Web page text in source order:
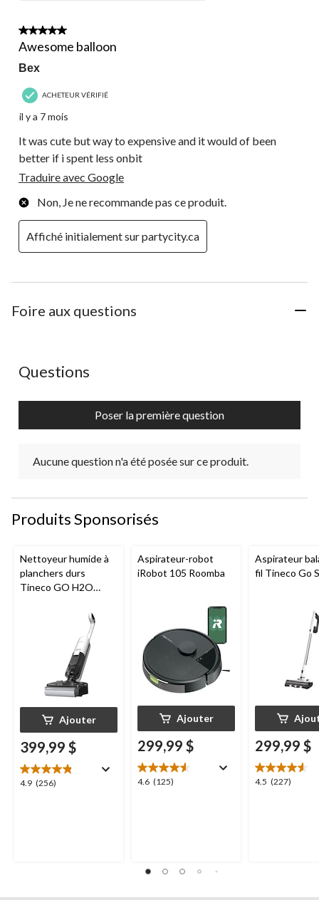
2 étoile(s) sur 5.
Awesome balloon
Bex
ACHETEUR VÉRIFIÉ
il y a 7 mois
It was cute but way to expensive and it would of been
better if i spent less onbit
Traduire avec Google
Non, Je ne recommande pas ce produit.
Affiché initialement sur partycity.ca
Foire aux questions
Aucune question n'a été posée sur ce produit.
Questions
Poser la première question
Aucune question n'a été posée sur ce produit.
Produits Sponsorisés
Nettoyeur humide à
planchers durs
Tineco GO H2O
Ajouter
399,99 $
4.9 (256)
4.9
Aspirateur-robot
iRobot 105 Roomba
Ajouter
299,99 $
4.6 (125)
4.6
Aspirateur
fil Tineco Go
299,99 $
4.5 (227)
4.5